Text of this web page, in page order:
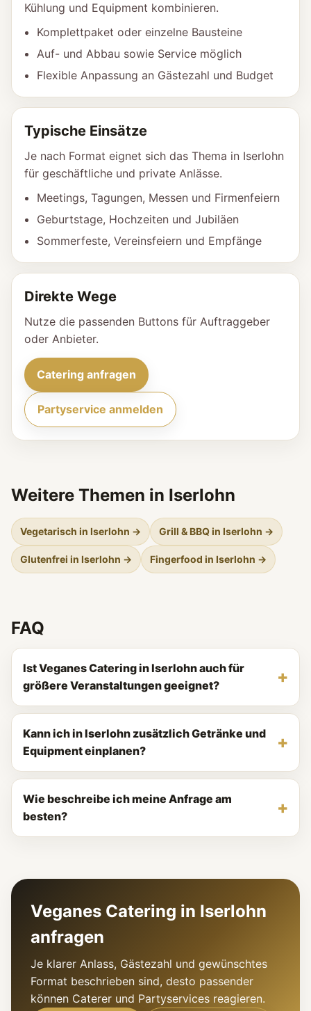
Kühlung und Equipment kombinieren.
Komplettpaket oder einzelne Bausteine
Auf- und Abbau sowie Service möglich
Flexible Anpassung an Gästezahl und Budget
Typische Einsätze
Je nach Format eignet sich das Thema in Iserlohn
für geschäftliche und private Anlässe.
Meetings, Tagungen, Messen und Firmenfeiern
Geburtstage, Hochzeiten und Jubiläen
Sommerfeste, Vereinsfeiern und Empfänge
Direkte Wege
Nutze die passenden Buttons für Auftraggeber
oder Anbieter.
Catering anfragen
Partyservice anmelden
Weitere Themen in Iserlohn
Vegetarisch in Iserlohn → Grill & BBQ in Iserlohn →
Glutenfrei in Iserlohn → Fingerfood in Iserlohn →
FAQ
Ist Veganes Catering in Iserlohn auch für
größere Veranstaltungen geeignet?
Kann ich in Iserlohn zusätzlich Getränke und
Equipment einplanen?
Wie beschreibe ich meine Anfrage am
besten?
Veganes Catering in Iserlohn
anfragen
Je klarer Anlass, Gästezahl und gewünschtes
Format beschrieben sind, desto passender
können Caterer und Partyservices reagieren.